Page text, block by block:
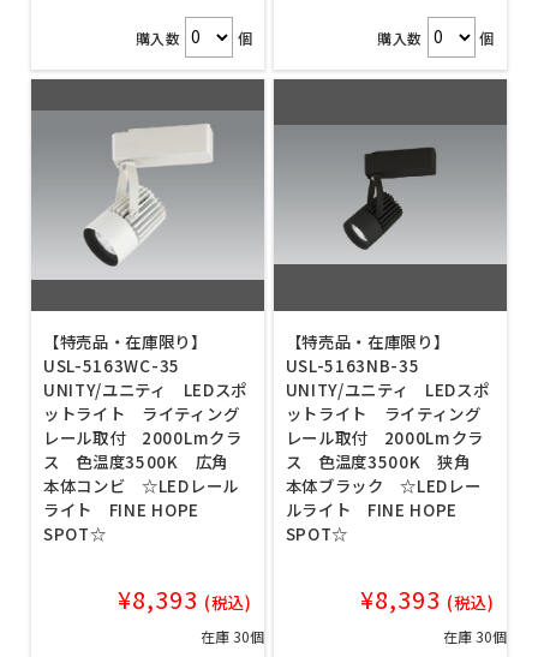
購入数 個 購入数 個
【特売品・在庫限り】
USL-5163WC-35
UNITY/ユニティ LEDスポ
ットライト ライティング
レール取付 2000Lmクラ
ス 色温度3500K 広角
本体コンビ ☆LEDレール
ライト FINE HOPE
SPOT☆
¥8,393 (税込)
在庫 30個
【特売品・在庫限り】
USL-5163NB-35
UNITY/ユニティ LEDスポ
ットライト ライティング
レール取付 2000Lmクラ
ス 色温度3500K 狭角
本体ブラック ☆LEDレー
ルライト FINE HOPE
SPOT☆
¥8,393 (税込)
在庫 30個